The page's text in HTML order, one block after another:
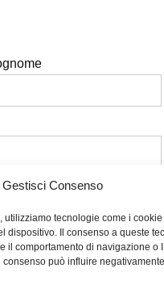
Gestisci Consenso
utilizziamo tecnologie come i
dispositivo. Il consenso a queste
il comportamento di navigazione o
può influire